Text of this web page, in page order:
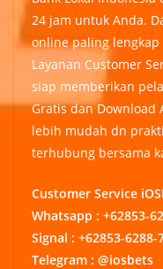
24 jam untuk Anda.
online paling
Layanan Customer
siap memberikan
Gratis dan Download
lebih mudah dn
terhubung bersama
Customer Service
Whatsapp : +62853-
Signal : +62853-6288-
Telegram : @iosbets